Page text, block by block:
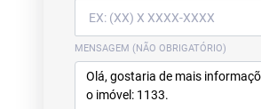
MENSAGEM (NÃO OBRIGATÓRIO)